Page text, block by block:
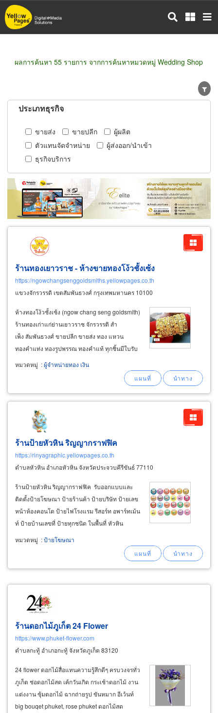
ข้าม
ไป
ผลการค้นหา 55 รายการ จากการค้นหาหมวดหมู่ Wedding Shop
ประเภทธุรกิจ
ขายส่ง ขายปลีก
ผู้ผลิต
ตัวแทนจัดจำหน่าย
ผู้ส่งออก/นำเข้า
ธุรกิจบริการ
ร้านทองเยาวราช - ห้างขายทองโง้วชั้งเซ้ง
https://ngowchangsenggoldsmiths.yellowpages.co.th
แขวงจักรวรรดิ เขตสัมพันธวงศ์ กรุงเทพมหานคร 10100
ห้างทองโง้วชั้งเซ้ง (ngow chang seng goldsmith)
ร้านทองเก่าแก่ย่านเยาวราช จักรวรรดิ สำ
เพ็ง สัมพันธวงศ์ ขายปลีก ขายส่ง ทอง แหวน
ทองคำแท่ง ทองรูปพรรณ ทองคำแท้ ทุกชิ้นมีใบรับ
ประกันคุณภาพจาก สคบ. รับซื้อขายแลกเปลี่ยน
หมวดหมู่ :ผู้จำหน่ายทอง เงิน
ร้านป้ายหัวหิน ริญญากราฟฟิค
https://rinyagraphic.yellowpages.co.th
ตำบลหัวหิน อำเภอหัวหิน จังหวัดประจวบคีรีขันธ์ 77110
ร้านป้ายหัวหิน ริญญากราฟฟิค รับออกแบบและ
ติดตั้งป้ายโฆษณา ป้ายร้านค้า ป้ายบริษัท ป้ายเลข
หน้าห้องคอนโด ป้ายไฟโรงแรม รีสอร์ท อพาร์ทเม้น
ท์ ป้ายบ้านเลขที่ ป้ายทุกชนิด ในพื้นที่ หัวหิน
ชะอำ โทร: 08-1858-3902 รับทำและออกแบบ
หมวดหมู่ :ป้ายโฆษณา
ร้านดอกไม้ภูเก็ต 24 Flower
https://www.phuket-flower.com
ตำบลกะทู้ อำเภอกะทู้ จังหวัดภูเก็ต 83120
24 flower ดอกไม้สื่อแทนความรู้สึกดีๆ ครบวงจรทั่ว
ภูเก็ต ช่อดอกไม้สด เค้กวันเกิด กระเช้าดอกไม้ งาน
แต่งงาน ซุ้มดอกไม้ ฉากถ่ายรูป ขันหมาก อีเว้นท์
big bouqet phuket, rose phuket ดอกไม้สด